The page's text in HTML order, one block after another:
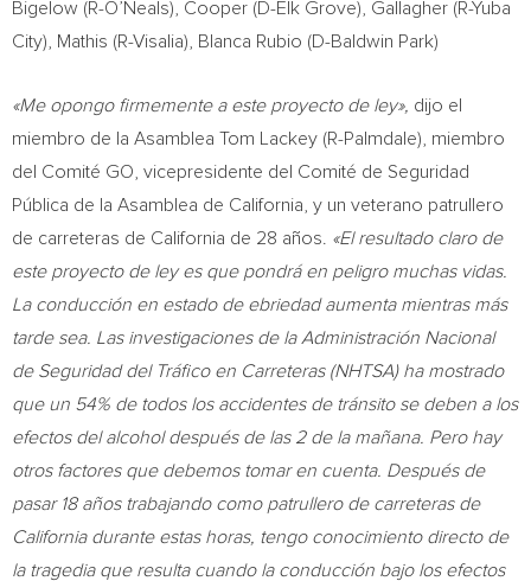
Bigelow (R-O’Neals), Cooper (D-Elk Grove), Gallagher (R-Yuba
City), Mathis (R-Visalia), Blanca Rubio (D-Baldwin Park)
«Me opongo firmemente a este proyecto de ley», dijo el
miembro de la Asamblea Tom Lackey (R-Palmdale), miembro
del Comité GO, vicepresidente del Comité de Seguridad
Pública de la Asamblea de California , y un veterano patrullero
de carreteras de California de 28 años. «El resultado claro de
este proyecto de ley es que pondrá en peligro muchas vidas.
La conducción en estado de ebriedad aumenta mientras más
tarde sea. Las investigaciones de la Administración Nacional
de Seguridad del Tráfico en Carreteras (NHTSA) ha mostrado
que un 54% de todos los accidentes de tránsito se deben a los
efectos del alcohol después de las 2 de la mañana. Pero hay
otros factores que debemos tomar en cuenta. Después de
pasar 18 años trabajando como patrullero de carreteras de
Californiadurante estas horas, tengo conocimiento directo de
la tragedia que resulta cuando la conducción bajo los efectos